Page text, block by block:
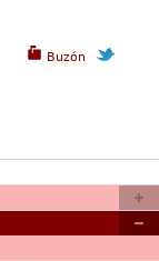
Buzón